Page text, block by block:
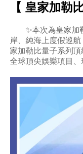
【 皇家加勒
✨本次為皇家
岸、純海上度假巡
家加勒比量子系列
全球頂尖娛樂項目